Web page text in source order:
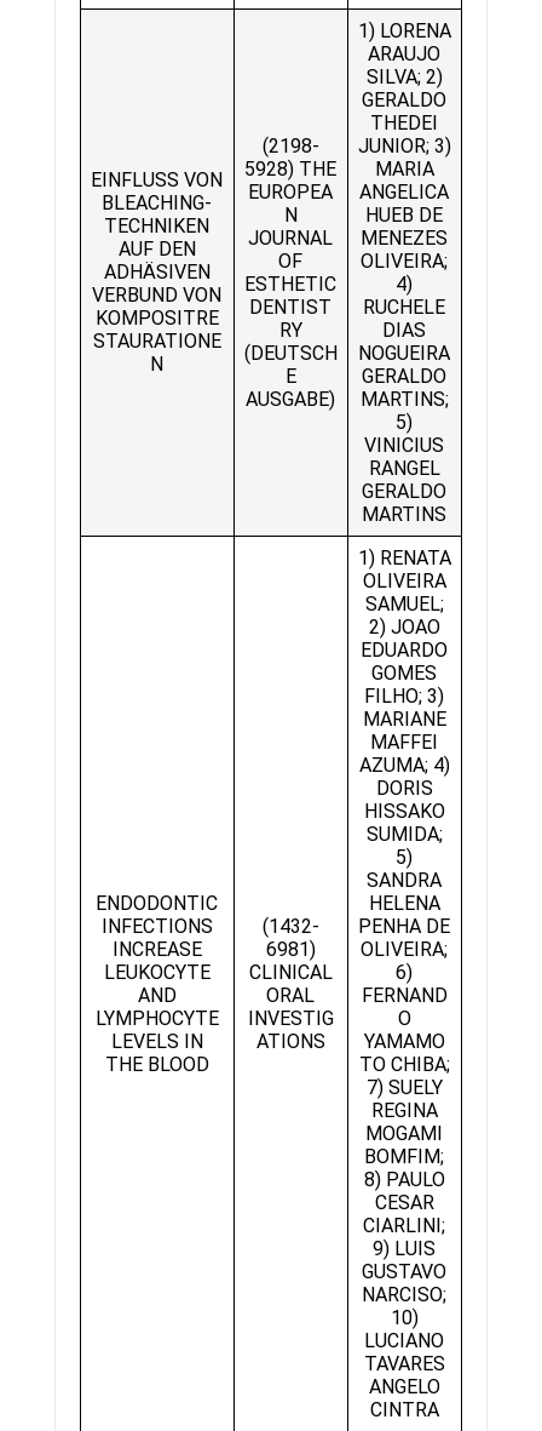
EINFLUSS VON
BLEACHING-
TECHNIKEN
AUF DEN
ADHÄSIVEN
VERBUND VON
KOMPOSITRE
STAURATIONE
N
(2198-
5928) THE
EUROPEA
N
JOURNAL
OF
ESTHETIC
DENTIST
RY
(DEUTSCH
E
AUSGABE)
1) LORENA
ARAUJO
SILVA; 2)
GERALDO
THEDEI
JUNIOR; 3)
MARIA
ANGELICA
HUEB DE
MENEZES
OLIVEIRA;
4)
RUCHELE
DIAS
NOGUEIRA
GERALDO
MARTINS;
5)
VINICIUS
RANGEL
GERALDO
MARTINS
ENDODONTIC
INFECTIONS
INCREASE
LEUKOCYTE
AND
LYMPHOCYTE
LEVELS IN
THE BLOOD
(1432-
6981)
CLINICAL
ORAL
INVESTIG
ATIONS
1) RENATA
OLIVEIRA
SAMUEL;
2) JOAO
EDUARDO
GOMES
FILHO; 3)
MARIANE
MAFFEI
AZUMA; 4)
DORIS
HISSAKO
SUMIDA;
5)
SANDRA
HELENA
PENHA DE
OLIVEIRA;
6)
FERNAND
O
YAMAMO
TO CHIBA;
7) SUELY
REGINA
MOGAMI
BOMFIM;
8) PAULO
CESAR
CIARLINI;
9) LUIS
GUSTAVO
NARCISO;
10)
LUCIANO
TAVARES
ANGELO
CINTRA